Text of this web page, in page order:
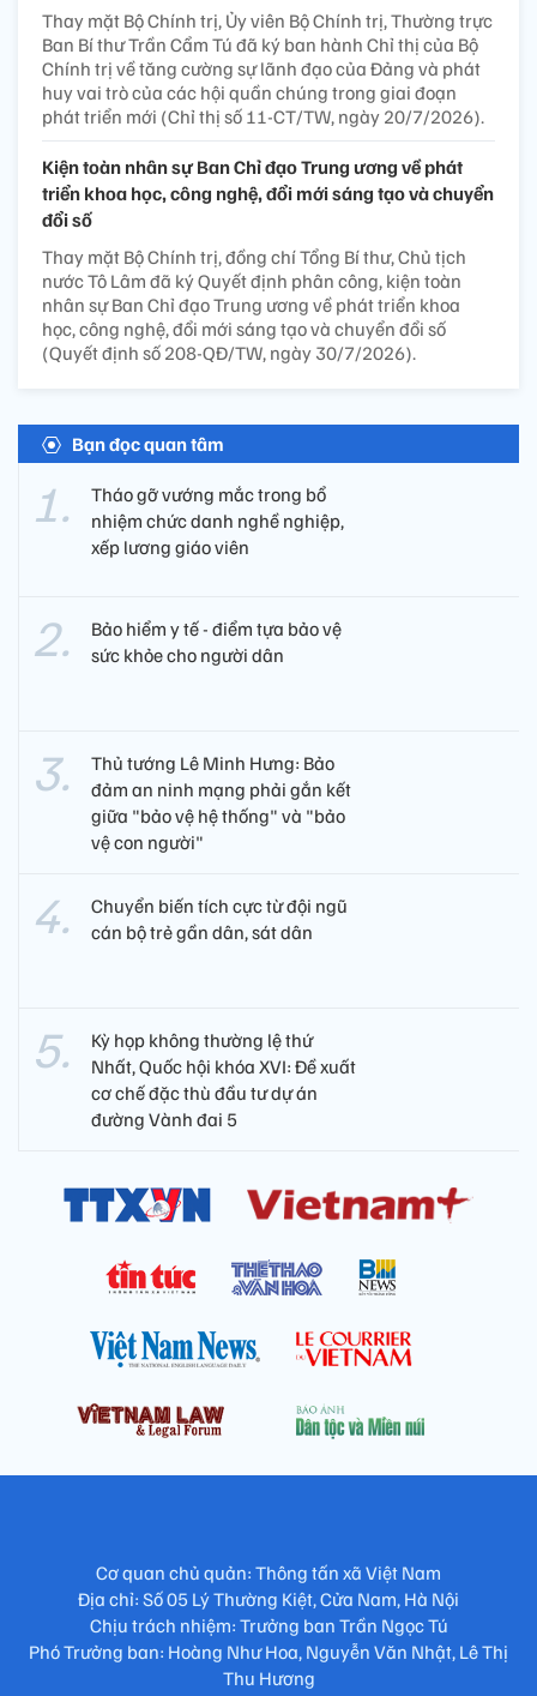
Thay mặt Bộ Chính trị, Ủy viên Bộ Chính trị, Thường trực
Ban Bí thư Trần Cẩm Tú đã ký ban hành Chỉ thị của Bộ
Chính trị về tăng cường sự lãnh đạo của Đảng và phát
huy vai trò của các hội quần chúng trong giai đoạn
phát triển mới (Chỉ thị số 11-CT/TW, ngày 20/7/2026).
Kiện toàn nhân sự Ban Chỉ đạo Trung ương về phát
triển khoa học, công nghệ, đổi mới sáng tạo và chuyển
đổi số
Thay mặt Bộ Chính trị, đồng chí Tổng Bí thư, Chủ tịch
nước Tô Lâm đã ký Quyết định phân công, kiện toàn
nhân sự Ban Chỉ đạo Trung ương về phát triển khoa
học, công nghệ, đổi mới sáng tạo và chuyển đổi số
(Quyết định số 208-QĐ/TW, ngày 30/7/2026).
Bạn đọc quan tâm
Tháo gỡ vướng mắc trong bổ
nhiệm chức danh nghề nghiệp,
xếp lương giáo viên
Bảo hiểm y tế - điểm tựa bảo vệ
sức khỏe cho người dân
Thủ tướng Lê Minh Hưng: Bảo
đảm an ninh mạng phải gắn kết
giữa "bảo vệ hệ thống" và "bảo
vệ con người"
Chuyển biến tích cực từ đội ngũ
cán bộ trẻ gần dân, sát dân
Kỳ họp không thường lệ thứ
Nhất, Quốc hội khóa XVI: Đề xuất
cơ chế đặc thù đầu tư dự án
đường Vành đai 5
Cơ quan chủ quản: Thông tấn xã Việt Nam